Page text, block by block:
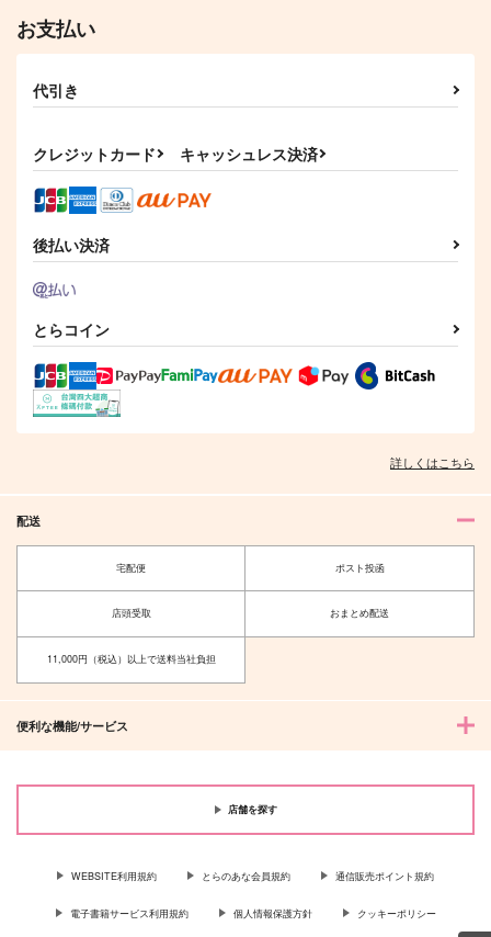
お支払い
代引き
クレジットカード キャッシュレス決済
後払い決済
とらコイン
詳しくはこちら
配送
宅配便 ポスト投函
店頭受取 おまとめ配送
11,000円（税込）以上で送料当社負担
便利な機能/サービス
店舗を探す
WEBSITE利用規約 とらのあな会員規約 通信販売ポイント規約
電子書籍サービス利用規約 個人情報保護方針 クッキーポリシー